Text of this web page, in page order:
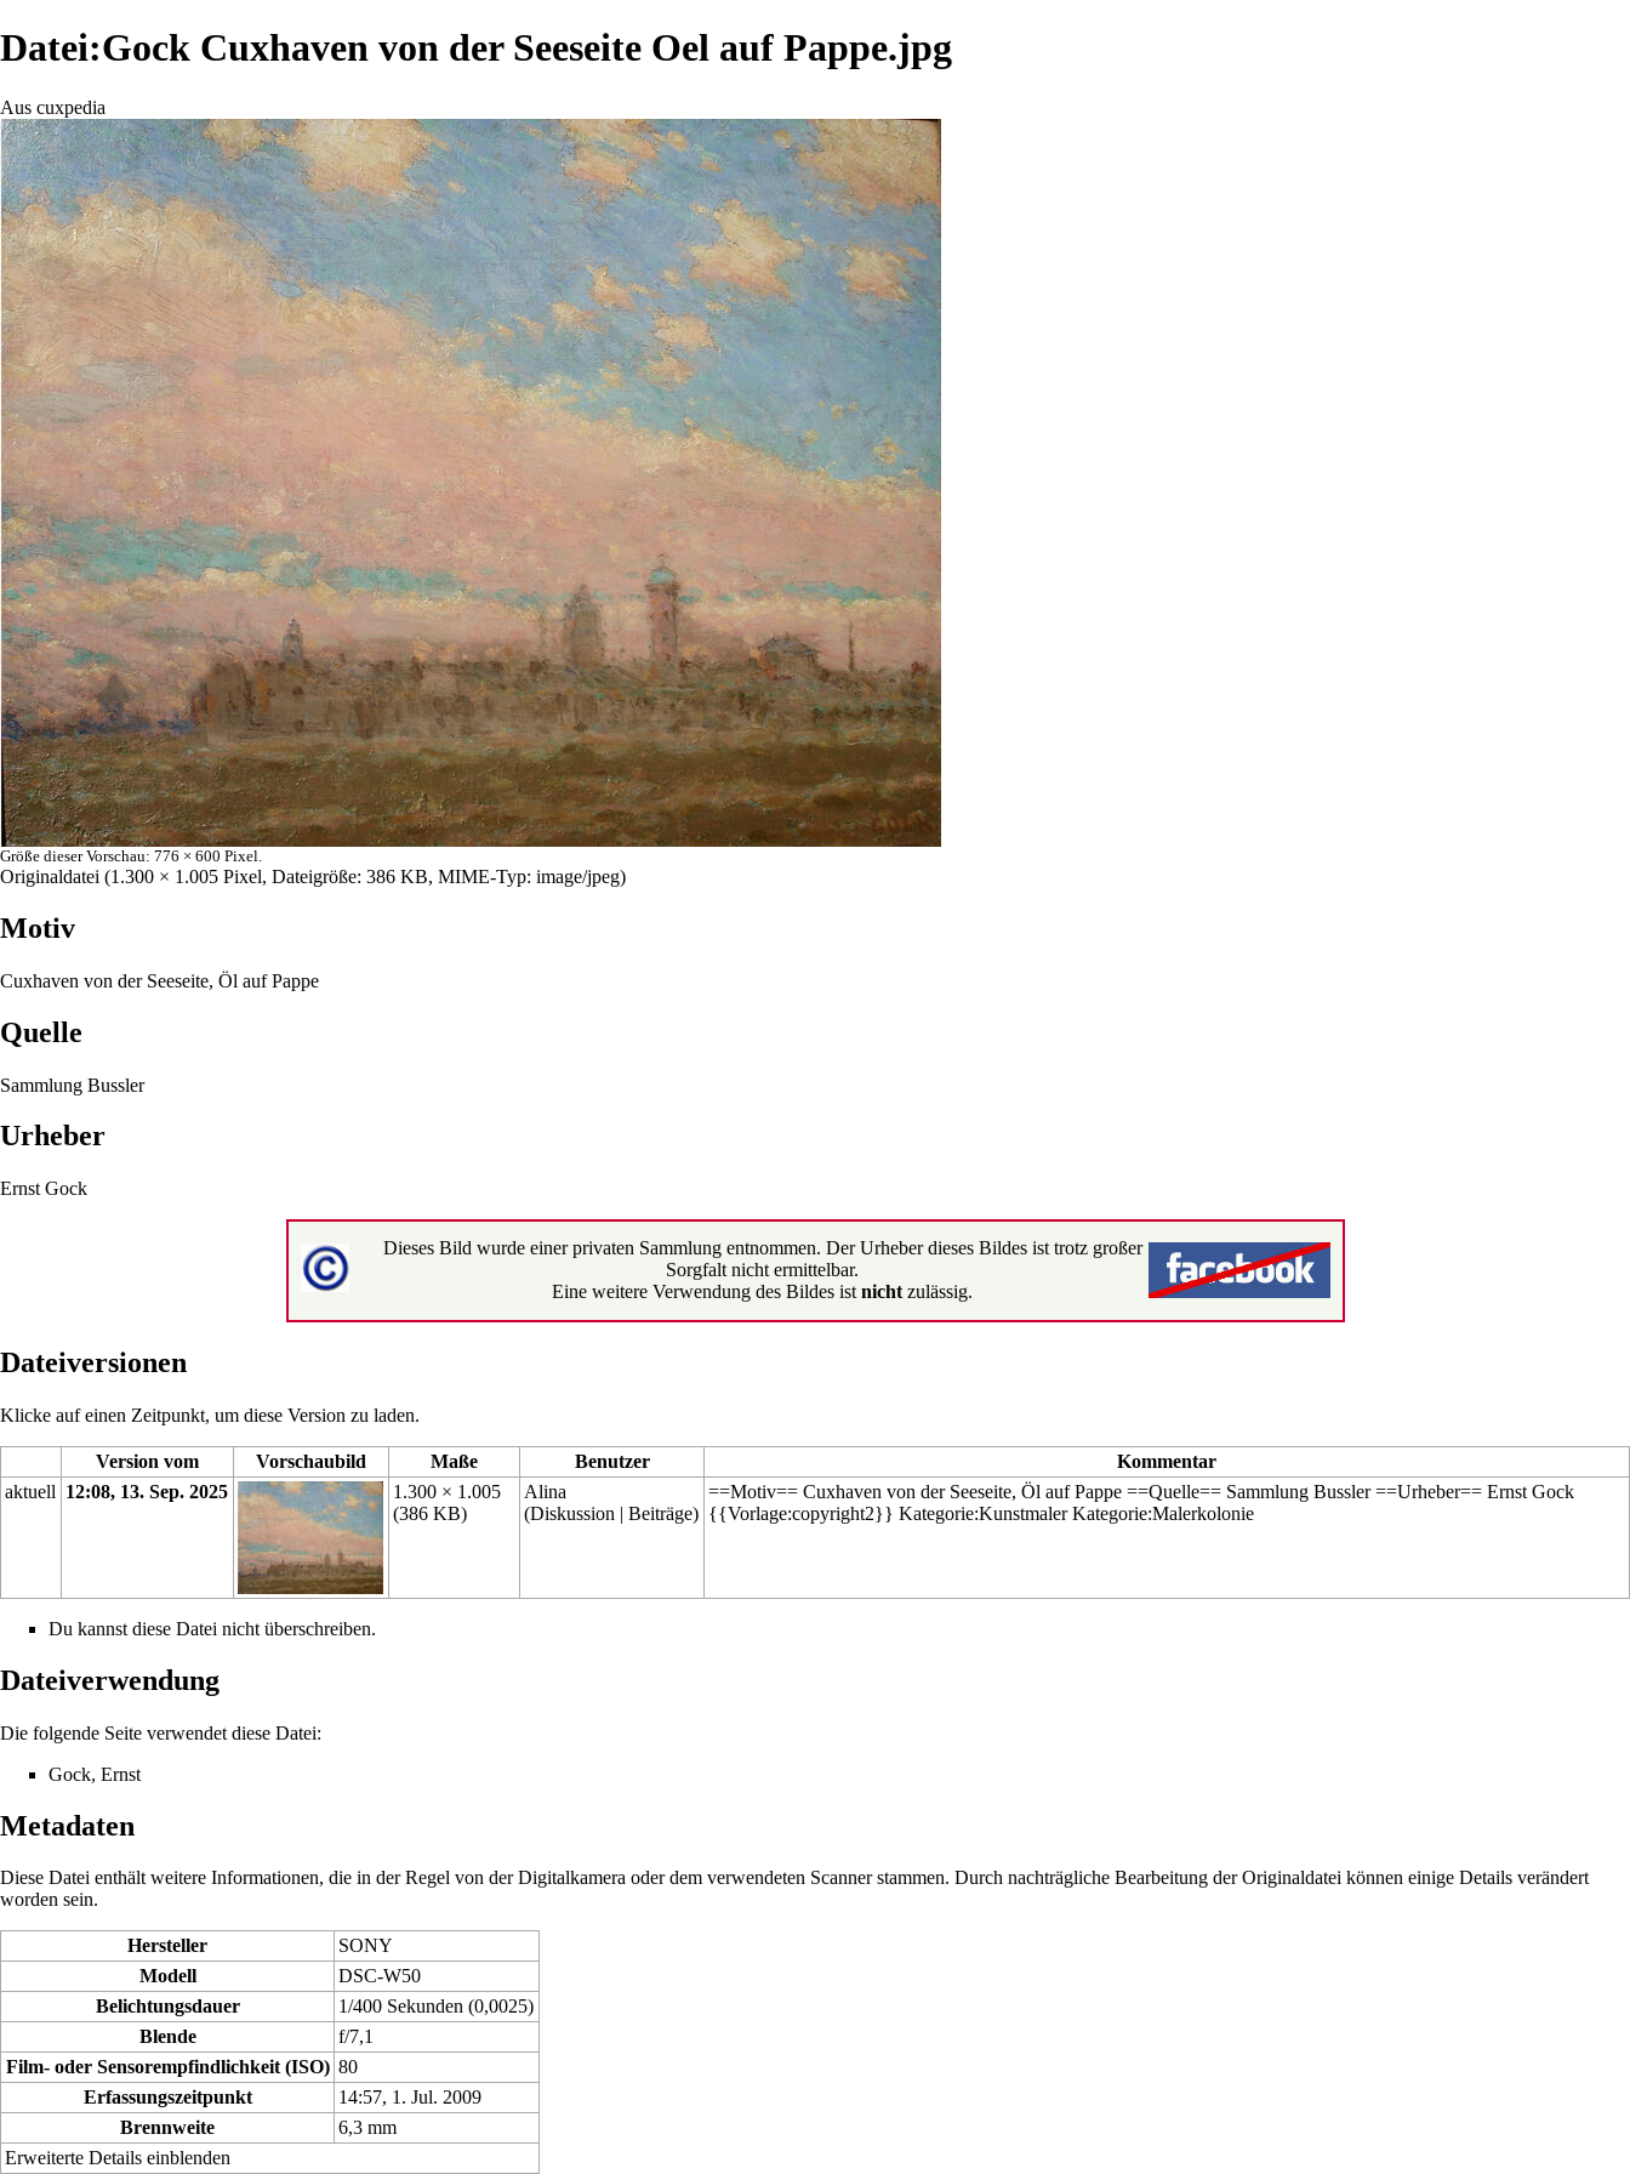
Datei:Gock Cuxhaven von der Seeseite Oel auf Pappe.jpg
Aus cuxpedia
Größe dieser Vorschau: 776 × 600 Pixel
Originaldatei (1.300 × 1.005 Pixel, Dateigröße: 386 KB, MIME-Typ: image/jpeg)
Motiv
Cuxhaven von der Seeseite, Öl auf Pappe
Quelle
Sammlung Bussler
Urheber
Ernst Gock
Dieses Bild wurde einer privaten Sammlung entnommen. Der Urheber dieses Bildes ist trotz großer
Sorgfalt nicht ermittelbar.
Eine weitere Verwendung des Bildes ist nicht zulässig.
Dateiversionen
Klicke auf einen Zeitpunkt, um diese Version zu laden.
Version vom Vorschaubild Maße Benutzer
Kommentar
aktuell 12:08, 13. Sep. 2025
1.300 × 1.005
(386 KB)
Alina
(Diskussion |Beiträge)
==Motiv== Cuxhaven von der Seeseite, Öl auf Pappe ==Quelle== Sammlung Bussler ==Urheber==Ernst Gock
{{Vorlage:copyright2}}Kategorie:Kunstmaler Kategorie:Malerkolonie
Du kannst diese Datei nicht überschreiben.
Dateiverwendung
Die folgende Seite verwendet diese Datei:
Gock, Ernst
Metadaten
Diese Datei enthält weitere Informationen, die in der Regel von der Digitalkamera oder dem verwendeten Scanner stammen. Durch nachträgliche Bearbeitung der Originaldatei können einige Details verändert
worden sein.
Hersteller
SONY
Modell
DSC-W50
Belichtungsdauer
1/400 Sekunden (0,0025)
Blende
f/7,1
Film- oder Sensorempfindlichkeit (ISO) 80
Erfassungszeitpunkt
14:57, 1. Jul. 2009
Brennweite
6,3 mm
Erweiterte Details einblenden